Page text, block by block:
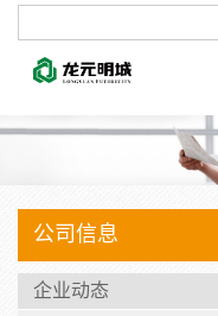
公司信息
企业动态